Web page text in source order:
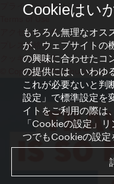
プライバシーポリシー
アクセシビリティ
プレス連絡先
クッキーの設定
© Copyright WienTourismus
Cookieはい
もちろん無理なオス
が、ウェブサイトの
の興味に合わせたコ
の提供には、いわゆ
これが必要ないと判
設定」で標準設定を
イトをご利用の際は
「Cookieの設定」
つでもCookieの設定